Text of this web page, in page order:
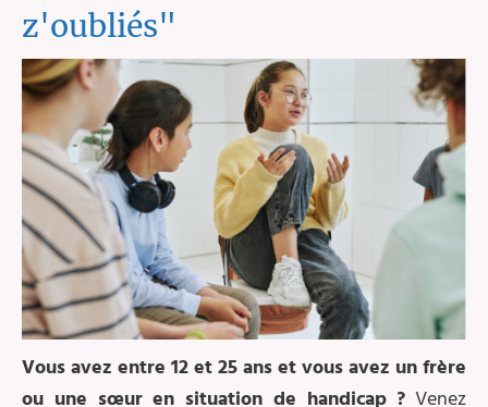
z'oubliés"
Vous avez entre 12 et 25 ans et vous avez un frère
ou une sœur en situation de handicap ? Venez